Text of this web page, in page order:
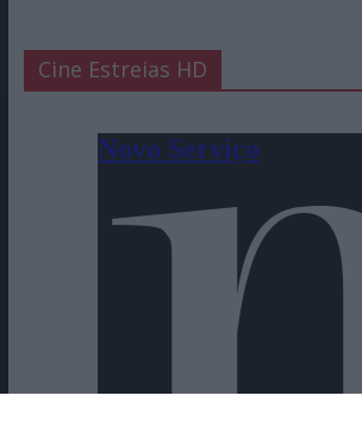
Cine Estreias HD